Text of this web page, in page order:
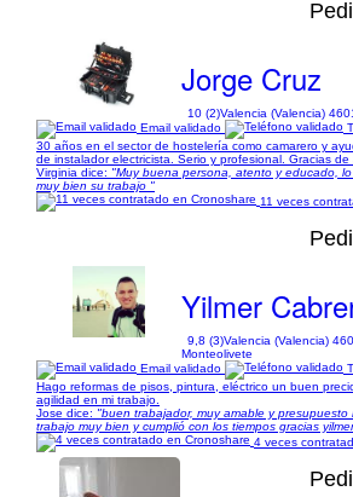
Jorge Cruz
10 (2)Valencia (Valencia)
Email validado
30 años en el sector de hostelería como camarero y
de instalador electricista. Serio y profesional. Gracias
Virginia dice: "Muy buena persona, atento y educado,
muy bien su trabajo "
11 veces
Yilmer
9,8 (3)Valencia (Valencia)
Monteolivete
Email validado
Hago reformas de pisos, pintura, eléctrico un buen
agilidad en mi trabajo.
Jose dice: "buen trabajador, muy amable y presupuesto
trabajo muy bien y cumplió con los tiempos gracias
4 veces